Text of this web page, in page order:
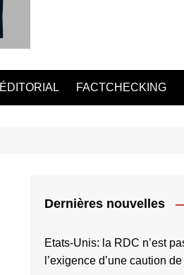
ÉDITORIAL FACTCHECKING
Dernières nouvelles
Etats-Unis: la RDC n’est
l’exigence d’une caution